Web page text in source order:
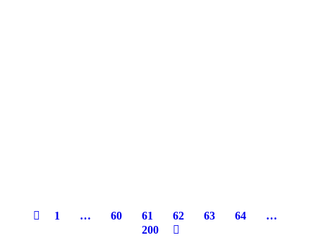
1 … 60 61 62 63 64
…
200